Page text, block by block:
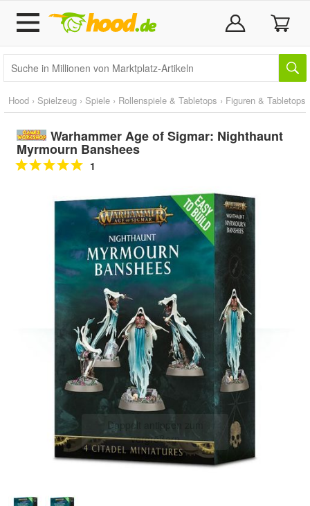
Hood › Spielzeug › Spiele › Rollenspiele & Tabletops › Figuren & Tabletops
Warhammer Age of Sigmar: Nighthaunt
Myrmourn Banshees
1
Doppelt antippen zum
vergrößern